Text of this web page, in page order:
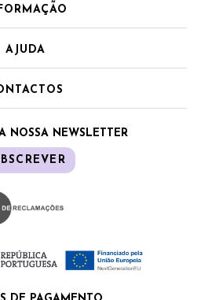
AJUDA
NOSSA NEWSLETTER